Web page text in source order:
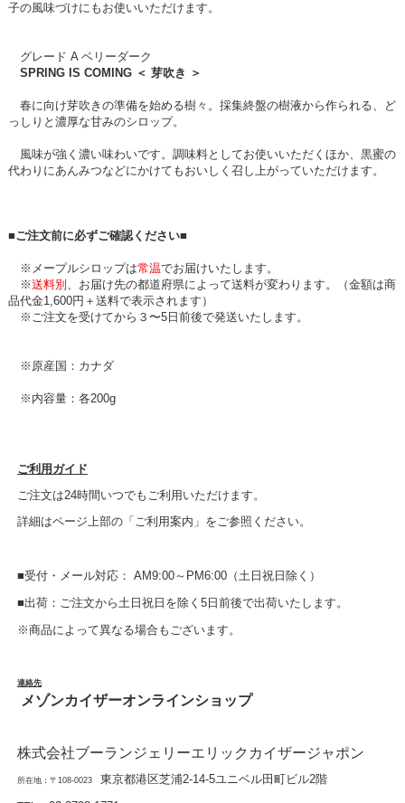
子の風味づけにもお使いいただけます。
グレード A ベリーダーク
SPRING IS COMING ＜ 芽吹き ＞
春に向け芽吹きの準備を始める樹々。採集終盤の樹液から作られる、ど
っしりと濃厚な甘みのシロップ。
風味が強く濃い味わいです。調味料としてお使いいただくほか、黒蜜の
代わりにあんみつなどにかけてもおいしく召し上がっていただけます。
■ご注文前に必ずご確認ください■
※メープルシロップは常温でお届けいたします。
※送料別 、お届け先の都道府県によって送料が変わります。（金額は商
品代金1,600円＋送料で表示されます）
※ご注文を受けてから３〜5日前後で発送いたします。
※原産国：カナダ
※内容量：各200g
ご利用ガイド
ご注文は24時間いつでもご利用いただけます。
詳細はページ上部の「ご利用案内」をご参照ください。
■受付・メール対応： AM9:00～PM6:00（土日祝日除く）
■出荷：ご注文から土日祝日を除く5日前後で出荷いたします。
※商品によって異なる場合もございます。
連絡先
メゾンカイザーオンラインショップ
株式会社ブーランジェリーエリックカイザージャポン
所在地：〒108-0023 東京都港区芝浦2-14-5ユニベル田町ビル2階